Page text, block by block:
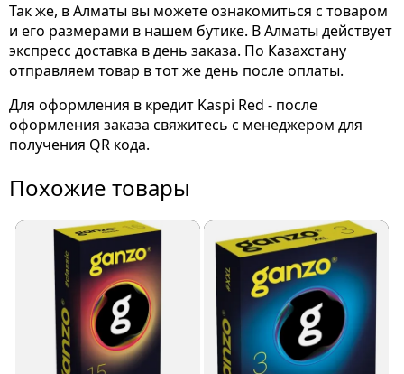
Так же, в Алматы вы можете ознакомиться с товаром
и его размерами в нашем бутике. В Алматы действует
экспресс доставка в день заказа. По Казахстану
отправляем товар в тот же день после оплаты.
Для оформления в кредит Kaspi Red - после
оформления заказа свяжитесь с менеджером для
получения QR кода.
Похожие товары